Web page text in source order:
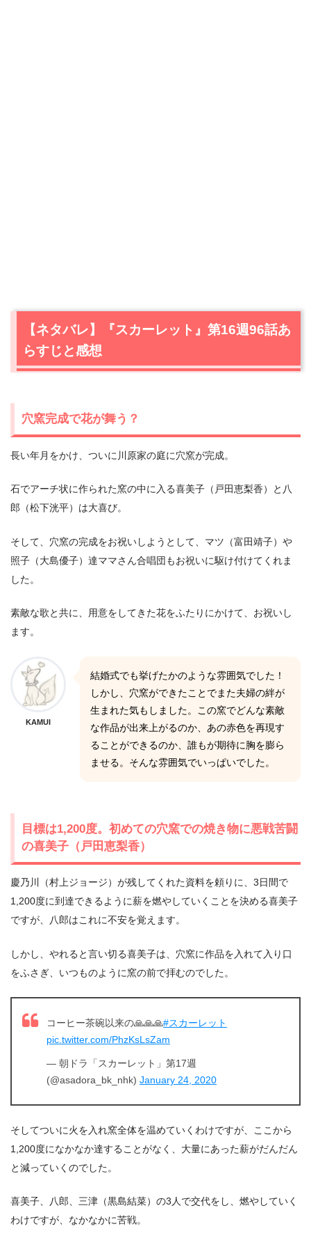
【ネタバレ】『スカーレット』第16週96話あ
らすじと感想
穴窯完成で花が舞う？
長い年月をかけ、ついに川原家の庭に穴窯が完成。
石でアーチ状に作られた窯の中に入る喜美子（戸田恵梨香）と八
郎（松下洸平）は大喜び。
そして、穴窯の完成をお祝いしようとして、マツ（富田靖子）や
照子（大島優子）達ママさん合唱団もお祝いに駆け付けてくれま
した。
素敵な歌と共に、用意をしてきた花をふたりにかけて、お祝いし
ます。
KAMUI
結婚式でも挙げたかのような雰囲気でした！
しかし、穴窯ができたことでまた夫婦の絆が
生まれた気もしました。この窯でどんな素敵
な作品が出来上がるのか、あの赤色を再現す
ることができるのか、誰もが期待に胸を膨ら
ませる。そんな雰囲気でいっぱいでした。
目標は1,200度。初めての穴窯での焼き物に悪戦苦闘
の喜美子（戸田恵梨香）
慶乃川（村上ジョージ）が残してくれた資料を頼りに、3日間で
1,200度に到達できるように薪を燃やしていくことを決める喜美子
ですが、八郎はこれに不安を覚えます。
しかし、やれると言い切る喜美子は、穴窯に作品を入れて入り口
をふさぎ、いつものように窯の前で拝むのでした。
コーヒー茶碗以来の🙏🙏🙏#スカーレット
pic.twitter.com/PhzKsLsZam
— 朝ドラ「スカーレット」第17週
(@asadora_bk_nhk) January 24, 2020
そしてついに火を入れ窯全体を温めていくわけですが、ここから
1,200度になかなか達することがなく、大量にあった薪がだんだん
と減っていくのでした。
喜美子、八郎、三津（黒島結菜）の3人で交代をし、燃やしていく
わけですが、なかなかに苦戦。